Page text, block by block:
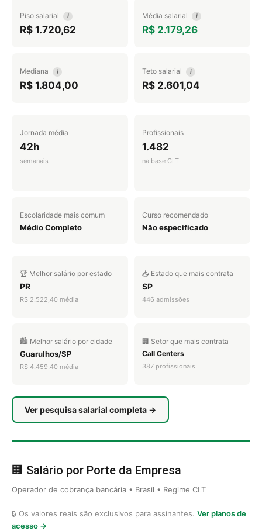
Piso salarial i
R$ 1.720,62
Média salarial i
R$ 2.179,26
Mediana i
R$ 1.804,00
Teto salarial i
R$ 2.601,04
Jornada média
42h
semanais
Profissionais
1.482
na base CLT
Escolaridade mais comum
Médio Completo
Curso recomendado
Não especificado
🏆 Melhor salário por estado
PR
R$ 2.522,40 média
📥 Estado que mais contrata
SP
446 admissões
🏙️ Melhor salário por cidade
Guarulhos/SP
R$ 4.459,40 média
🏢 Setor que mais contrata
Call Centers
387 profissionais
Ver pesquisa salarial completa →
🏢 Salário por Porte da Empresa
Operador de cobrança bancária • Brasil • Regime CLT
🔒 Os valores reais são exclusivos para assinantes. Ver planos de
acesso →